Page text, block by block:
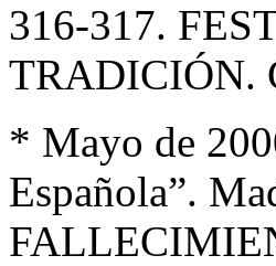
316-317.
TRADICIÓN.
* Mayo de
Española”.